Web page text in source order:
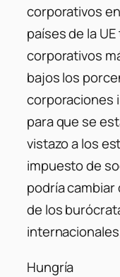
corporativos
países de la
corporativos
bajos los
corporaciones
para que se
vistazo a los
impuesto de
podría
de los
Hungría